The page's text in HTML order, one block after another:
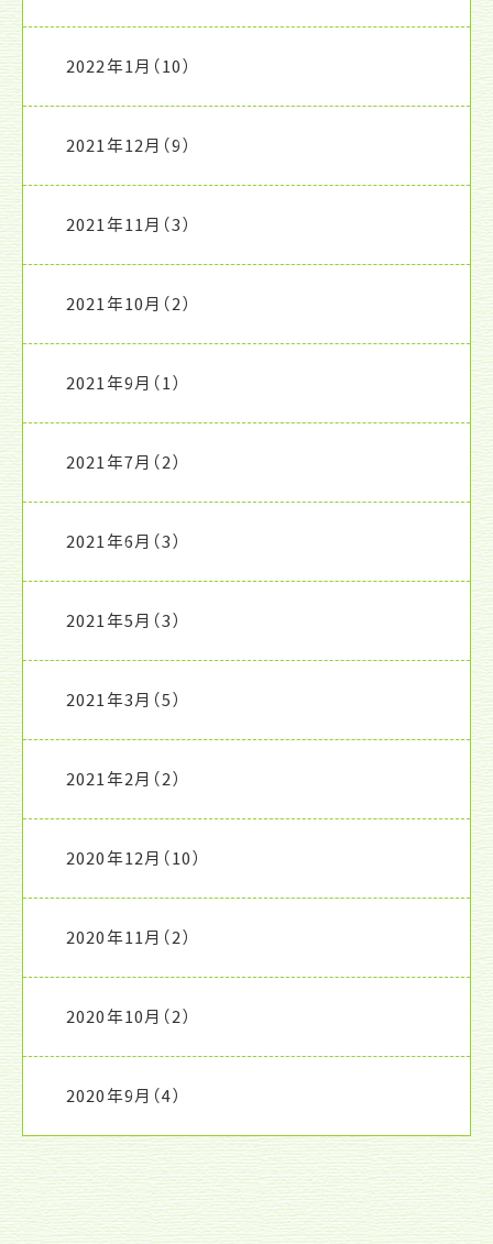
2022年1月 （10）
2021年12月 （9）
2021年11月 （3）
2021年10月 （2）
2021年9月 （1）
2021年7月 （2）
2021年6月 （3）
2021年5月 （3）
2021年3月 （5）
2021年2月 （2）
2020年12月 （10）
2020年11月 （2）
2020年10月 （2）
2020年9月 （4）